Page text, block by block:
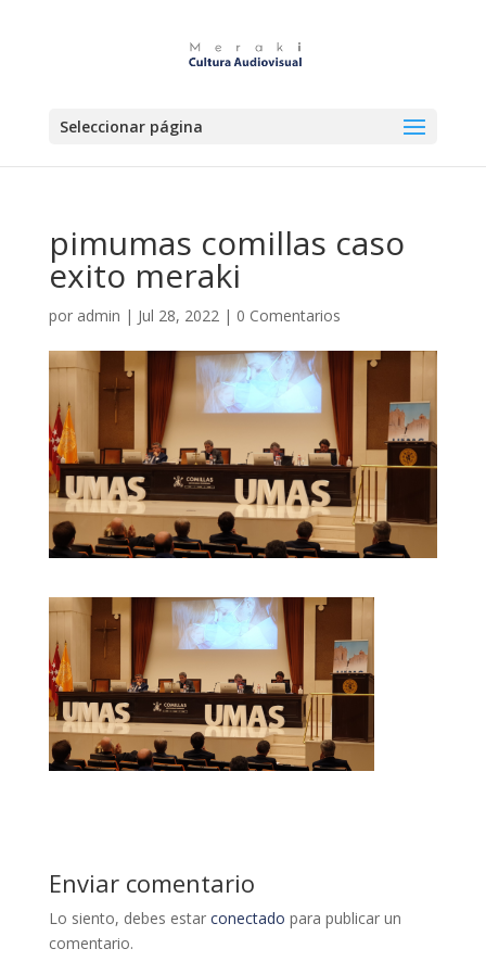
Seleccionar página
pimumas comillas caso
exito meraki
por admin | Jul 28, 2022| 0 Comentarios
Enviar comentario
Lo siento, debes estar conectado para publicar un
comentario.